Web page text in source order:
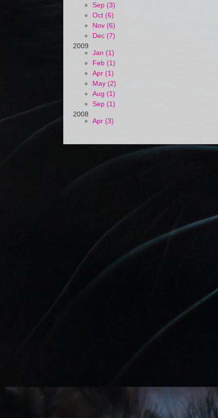
Sep (3)
Oct (6)
Nov (6)
Dec (7)
2009
Jan (1)
Feb (1)
Apr (1)
May (2)
Aug (1)
Sep (1)
2008
Apr (3)